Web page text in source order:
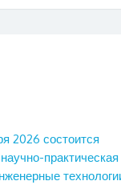
2026 состоится
практическая